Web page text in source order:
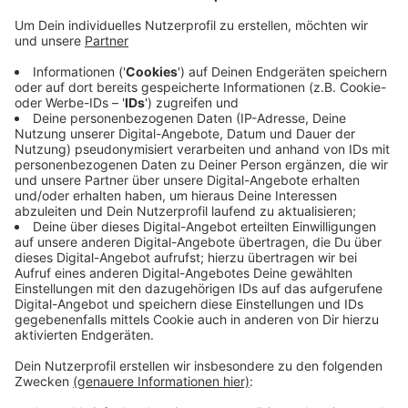
Anzeige
All diese Baum-Arten vertragen das heiße Klima im
Sommer besser, sagt die Stadt. Außerdem wolle man
so das Artenspektrum in Leverkusen vergrößern, um
zum Beispiel vor Pflanzenkrankheiten besser
gewappnet zu sein. Die neuen Bäume sind vor allem an
ihrer Färbung am Stamm zu erkennen - die dient als
Sonnenschutz. Im Herbst will die Stadt dann die
nächste Baum-Pflanz-Aktion starten – dann mit noch
einmal rund 170 Bäumen.
Anzeige